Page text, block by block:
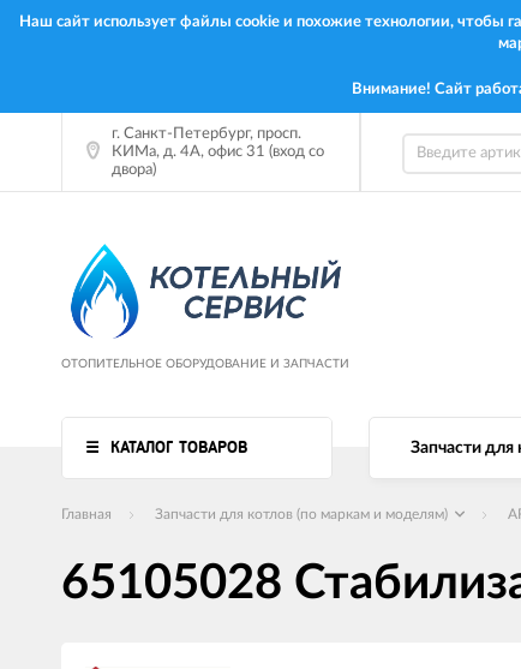
Наш сайт использует файлы cookie и похожие технологии, чтобы
Внимание! Сайт
г. Санкт-Петербург, просп.
КИМа, д. 4А, офис 31 (вход со
двора)
ОТОПИТЕЛЬНОЕ ОБОРУДОВАНИЕ И ЗАПЧАСТИ
КАТАЛОГ ТОВАРОВ Запчасти для
Главная Запчасти для котлов (по маркам и моделям)
65105028